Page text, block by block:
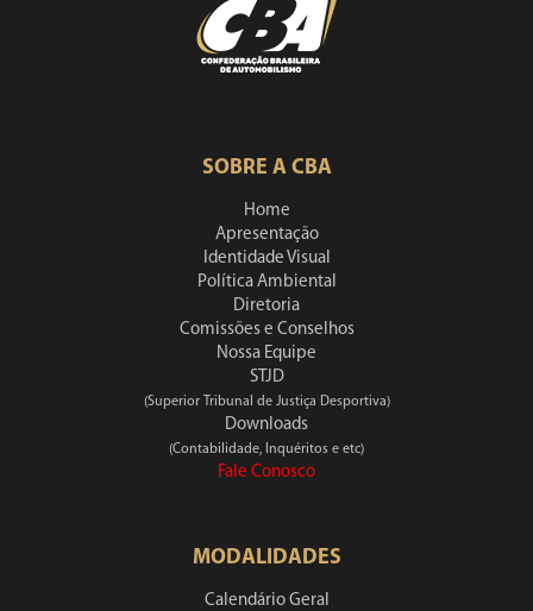
SOBRE A CBA
Home
Apresentação
Identidade Visual
Política Ambiental
Diretoria
Comissões e Conselhos
Nossa Equipe
STJD
(Superior Tribunal de Justiça Desportiva)
Downloads
(Contabilidade, Inquéritos e etc)
Fale Conosco
MODALIDADES
Calendário Geral